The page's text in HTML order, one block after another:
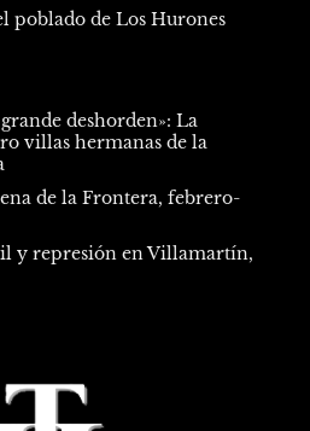
poblado de Los Hurones
deshorden»: La
villas hermanas de la
de la Frontera, febrero-
y represión en Villamartín,